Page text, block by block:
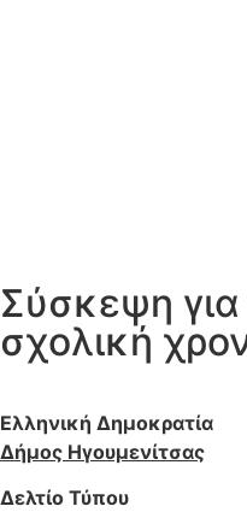
Σύσκεψη
σχολική
Ελληνική Δημοκρατία
Δήμος Ηγουμενίτσας
Δελτίο Τύπου